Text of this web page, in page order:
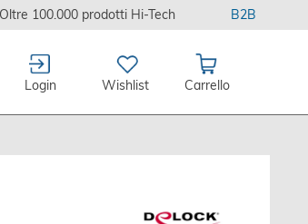
Oltre 100.000 prodotti Hi-Tech B2B
Login Wishlist Carrello